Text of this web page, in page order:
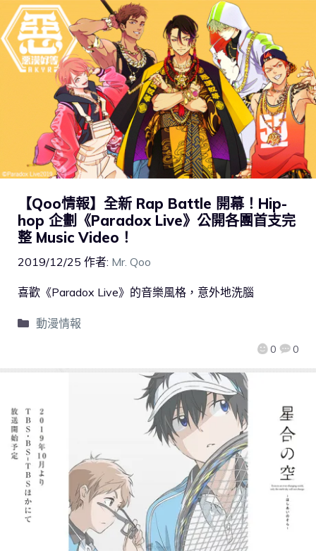
【Qoo情報】全新 Rap Battle 開幕！Hip-
hop 企劃《Paradox Live》公開各團首支完
整 Music Video！
2019/12/25 作者: Mr. Qoo
0 0
喜歡《Paradox Live》的音樂風格，意外地洗腦
動漫情報